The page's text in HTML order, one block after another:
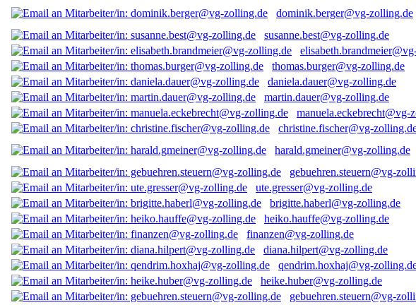
dominik.berger@vg-zolling.de
susanne.best@vg-zolling.de
thomas.burger@vg-zolling.de
daniela.dauer@vg-zolling.de
martin.dauer@vg-zolling.de
manuela.eckebrecht@vg-
christine.fischer@vg-
harald.gmeiner@vg-zolling.de
gebuehren.steuern@vg-
ute.gresser@vg-zolling.de
brigitte.haberl@vg-zolling.de
heiko.hauffe@vg-zolling.de
finanzen@vg-zolling.de
diana.hilpert@vg-zolling.de
qendrim.hoxhaj@vg-
heike.huber@vg-zolling.de
gebuehren.steuern@vg-